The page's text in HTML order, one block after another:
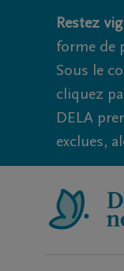
Restez
forme de
Sous le
cliquez
DELA
exclues,